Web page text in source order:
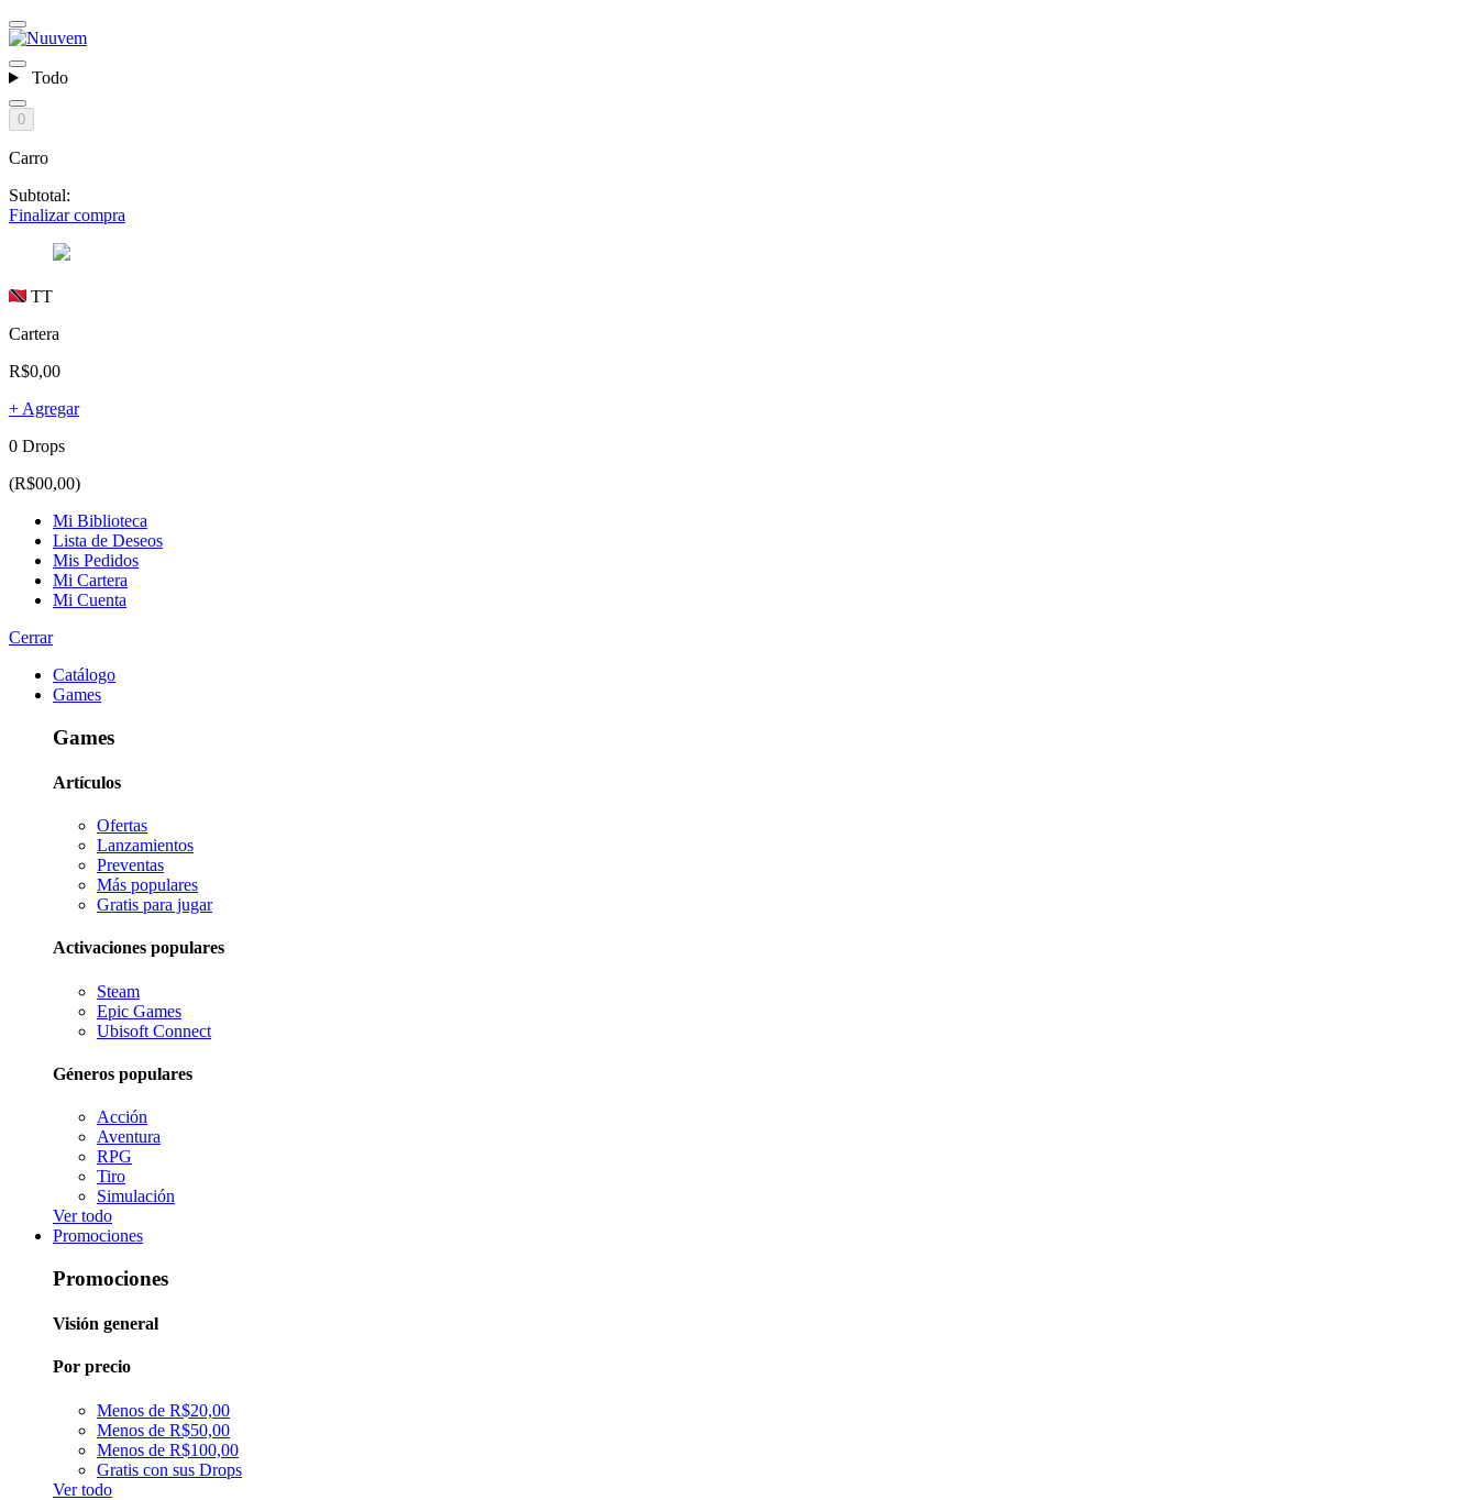
Todo
0
Carro
Subtotal:
Finalizar compra
TT
Cartera
R$0,00
+ Agregar
0 Drops
(R$00,00)
Mi Biblioteca
Lista de Deseos
Mis Pedidos
Mi Cartera
Mi Cuenta
Cerrar
Catálogo
Games
Games
Artículos
Ofertas
Lanzamientos
Preventas
Más populares
Gratis para jugar
Activaciones populares
Steam
Epic Games
Ubisoft Connect
Géneros populares
Acción
Aventura
RPG
Tiro
Simulación
Ver todo
Promociones
Promociones
Visión general
Por precio
Menos de R$20,00
Menos de R$50,00
Menos de R$100,00
Gratis con sus Drops
Ver todo